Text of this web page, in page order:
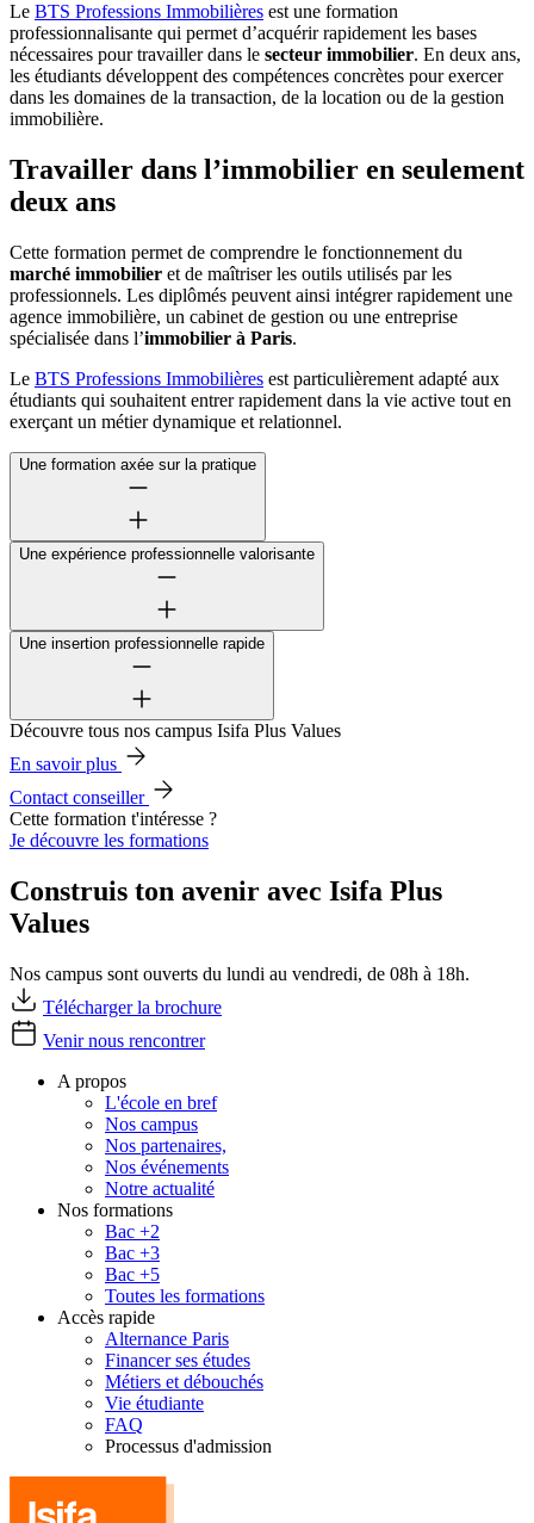
Le BTS Professions Immobilières est une formation
professionnalisante qui permet d’acquérir rapidement les bases
nécessaires pour travailler dans le secteur immobilier. En deux ans,
les étudiants développent des compétences concrètes pour exercer
dans les domaines de la transaction, de la location ou de la gestion
immobilière.
Travailler dans l’immobilier en seulement
deux ans
Cette formation permet de comprendre le fonctionnement du
marché immobilier et de maîtriser les outils utilisés par les
professionnels. Les diplômés peuvent ainsi intégrer rapidement une
agence immobilière, un cabinet de gestion ou une entreprise
spécialisée dans l’immobilier à Paris.
Le BTS Professions Immobilières est particulièrement adapté aux
étudiants qui souhaitent entrer rapidement dans la vie active tout en
exerçant un métier dynamique et relationnel.
Une formation axée sur la pratique
Une expérience professionnelle valorisante
Une insertion professionnelle rapide
Découvre tous nos campus Isifa Plus Values
En savoir plus
Contact conseiller
Cette formation t'intéresse ?
Je découvre les formations
Construis ton avenir avec Isifa Plus
Values
Nos campus sont ouverts du lundi au vendredi, de 08h à 18h.
Télécharger la brochure
Venir nous rencontrer
A propos
L'école en bref
Nos campus
Nos partenaires,
Nos événements
Notre actualité
Nos formations
Bac +2
Bac +3
Bac +5
Toutes les formations
Accès rapide
Alternance Paris
Financer ses études
Métiers et débouchés
Vie étudiante
FAQ
Processus d'admission